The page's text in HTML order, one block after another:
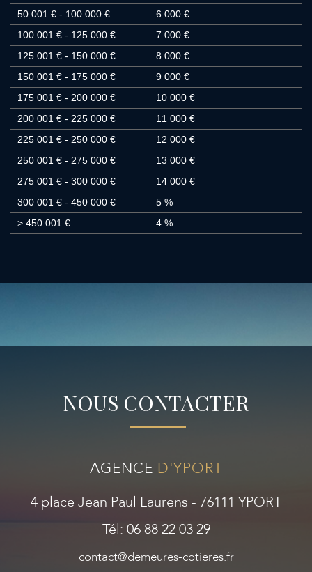
50 001 € - 100 000 €
6 000 €
100 001 € - 125 000 €
7 000 €
125 001 € - 150 000 €
8 000 €
150 001 € - 175 000 €
9 000 €
175 001 € - 200 000 €
10 000 €
200 001 € - 225 000 €
11 000 €
225 001 € - 250 000 €
12 000 €
250 001 € - 275 000 €
13 000 €
275 001 € - 300 000 €
14 000 €
300 001 € - 450 000 €
5 %
> 450 001 € 4 %
NOUS CONTACTER
AGENCE D'YPORT
4 place Jean Paul Laurens - 76111 YPORT
Tél: 06 88 22 03 29
contact@demeures-cotieres.fr